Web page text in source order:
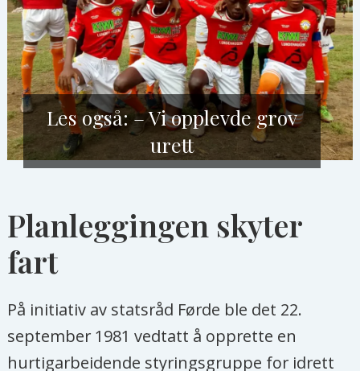
Les også: – Vi opplevde grov
urett
Planleggingen skyter
fart
På initiativ av statsråd Førde ble det 22.
september 1981 vedtatt å opprette en
hurtigarbeidende styringsgruppe for idrett